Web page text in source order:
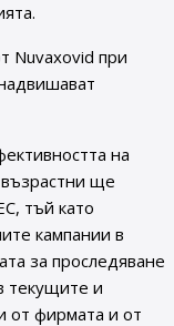
Nuvaxovid при
на
ще
тъй като
кампании в
за проследяване
текущите и
от фирмата и от